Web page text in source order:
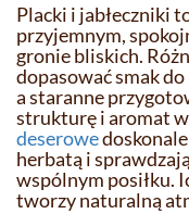
Placki i jabłeczniki
przyjemnym,
gronie bliskich.
dopasować smak
a staranne
strukturę i aromat
deserowe
herbatą i
wspólnym posiłku.
tworzy naturalną